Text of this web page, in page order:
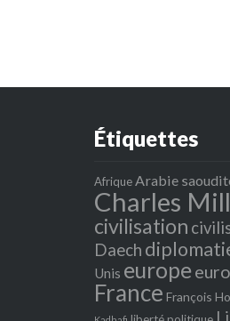
Étiquettes
Afrique Arabie
Charles
civilisation
Daech
Unis europe
France François